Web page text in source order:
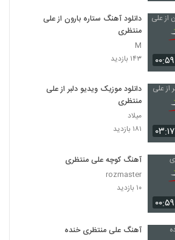
۰۰:۵۹
دانلود آهنگ ستاره بارون از علی
منتظری
M
۱۴۳ بازدید
۰۳:۱۷
دانلود موزیک ویدیو دلبر از علی
منتظری
میلاد
۱۸۱ بازدید
۰۰:۵۹
آهنگ کوچه علی منتظری
rozmaster
۱۰ بازدید
آهنگ علی منتظری خنده